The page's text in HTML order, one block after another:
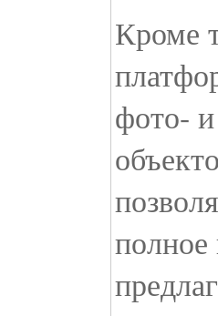
Кроме
фото-
полное